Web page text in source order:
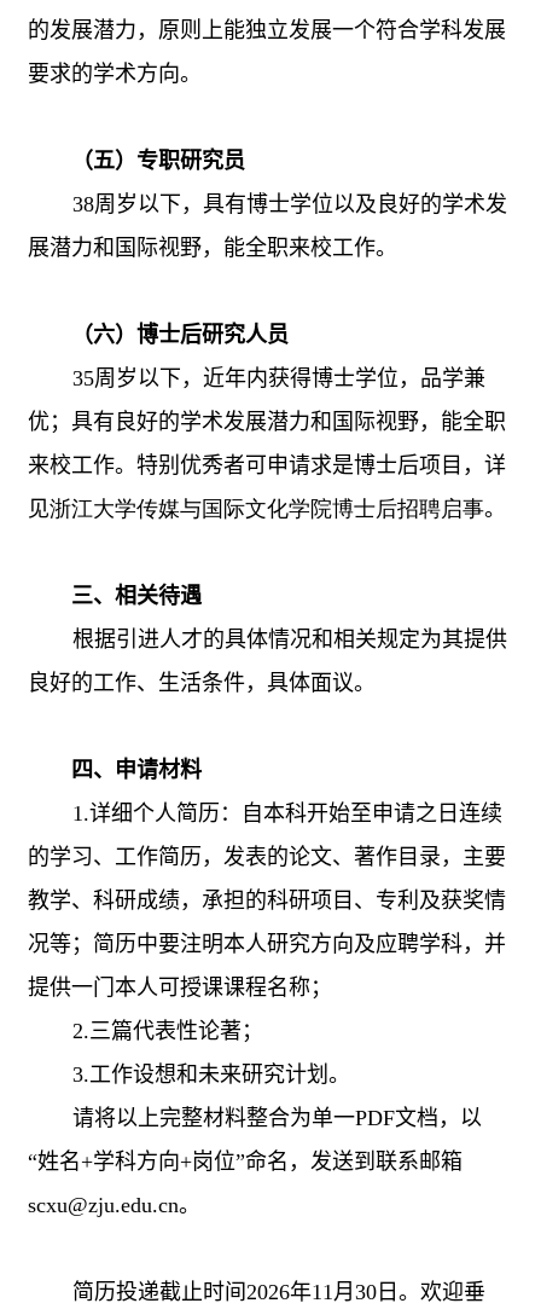
的发展潜力，原则上能独立发展一个符合学科发展
要求的学术方向。
（五）专职研究员
38周岁以下，具有博士学位以及良好的学术发
展潜力和国际视野，能全职来校工作。
（六）博士后研究人员
35周岁以下，近年内获得博士学位，品学兼
优；具有良好的学术发展潜力和国际视野，能全职
来校工作。特别优秀者可申请求是博士后项目，详
见浙江大学传媒与国际文化学院博士后招聘启事。
三、相关待遇
根据引进人才的具体情况和相关规定为其提供
良好的工作、生活条件，具体面议。
四、申请材料
1.详细个人简历：自本科开始至申请之日连续
的学习、工作简历，发表的论文、著作目录，主要
教学、科研成绩，承担的科研项目、专利及获奖情
况等；简历中要注明本人研究方向及应聘学科，并
提供一门本人可授课课程名称；
2.三篇代表性论著；
3.工作设想和未来研究计划。
请将以上完整材料整合为单一PDF文档，以
“姓名+学科方向+岗位”命名，发送到联系邮箱
scxu@zju.edu.cn。
简历投递截止时间2026年11月30 日。欢迎垂